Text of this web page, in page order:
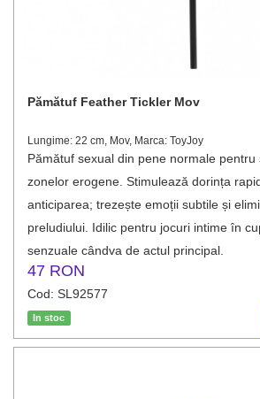
Pămătuf Feather Tickler Mov
Lungime: 22 cm, Mov, Marca: ToyJoy
Pămătuf sexual din pene normale pentru
zonelor erogene. Stimulează dorința
anticiparea; trezește emoții subtile și
preludiului. Idilic pentru jocuri intime în
senzuale cândva de actul principal.
47 RON
Cod: SL92577
In stoc